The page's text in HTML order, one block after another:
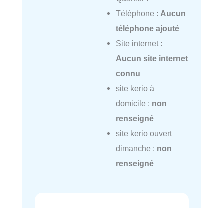
Téléphone : Aucun
téléphone ajouté
Site internet :
Aucun site internet
connu
site kerio à
domicile : non
renseigné
site kerio ouvert
dimanche : non
renseigné